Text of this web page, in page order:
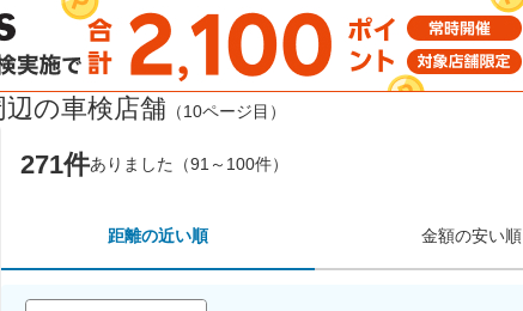
の車検店舗 （10ページ目）
271件ありました（91～100件）
距離の近い順 金額の安い順